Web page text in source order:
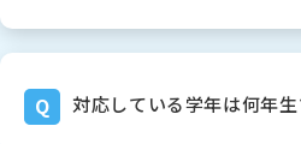
対応している学年は何年